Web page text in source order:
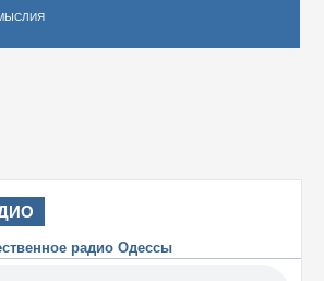
радио Одессы